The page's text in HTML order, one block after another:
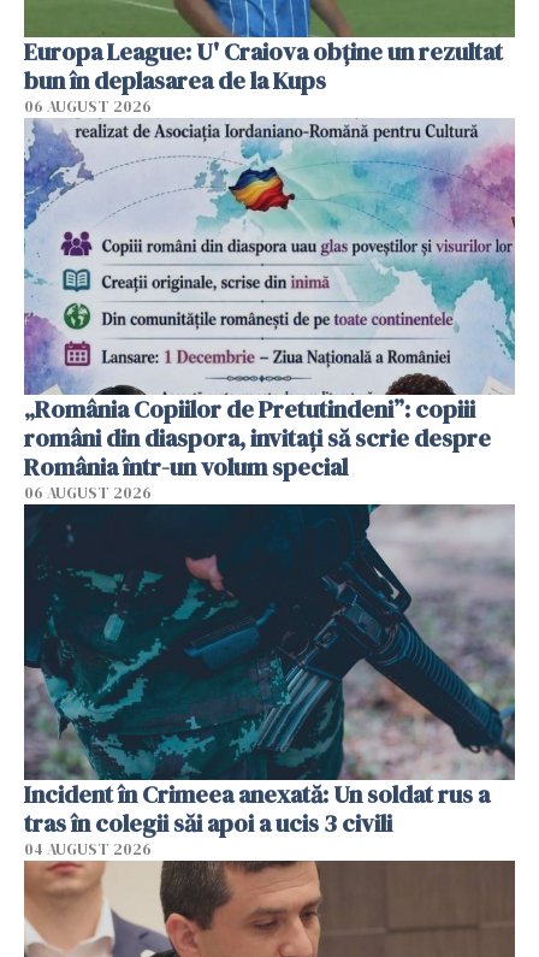
Europa League: U' Craiova obține un rezultat
bun în deplasarea de la Kups
06 AUGUST 2026
„România Copiilor de Pretutindeni”: copiii
români din diaspora, invitați să scrie despre
România într-un volum special
06 AUGUST 2026
Incident în Crimeea anexată: Un soldat rus a
tras în colegii săi apoi a ucis 3 civili
04 AUGUST 2026